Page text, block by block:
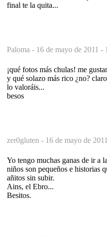
final te la quita...
Paloma - 16 de mayo de 2011 -
¡qué fotos más chulas! me
y qué solazo más rico ¿no?
lo valoráis...
besos
zer0gluten - 16 de mayo de
Yo tengo muchas ganas de ir a
niños son pequeños e historias
añitos sin subir.
Ains, el Ebro...
Besitos.